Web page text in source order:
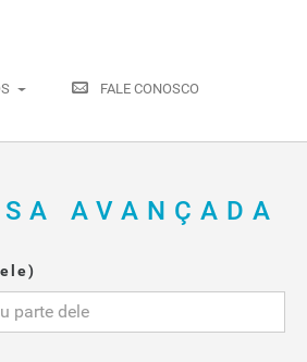
FALE CONOSCO
AVANÇADA